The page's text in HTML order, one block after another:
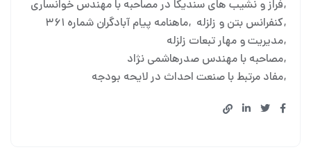
فراز و نشیب های سندیکا در مصاحبه با مهندس خوانساری
کنفرانس بتن و زلزله ماهنامه پیام آبادگران شماره ۳۶۱
مدیریت و مهار تبعات زلزله
مصاحبه با مهندس صدرهاشمی نژاد
مفاد مرتبط با صنعت احداث در لایحه بودجه